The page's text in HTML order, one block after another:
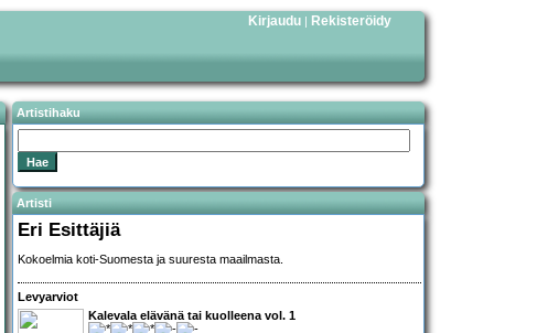
Kirjaudu | Rekisteröidy
Artistihaku
Artisti
Eri Esittäjiä
Kokoelmia koti-Suomesta ja suuresta maailmasta.
Levyarviot
Kalevala elävänä tai kuolleena vol. 1